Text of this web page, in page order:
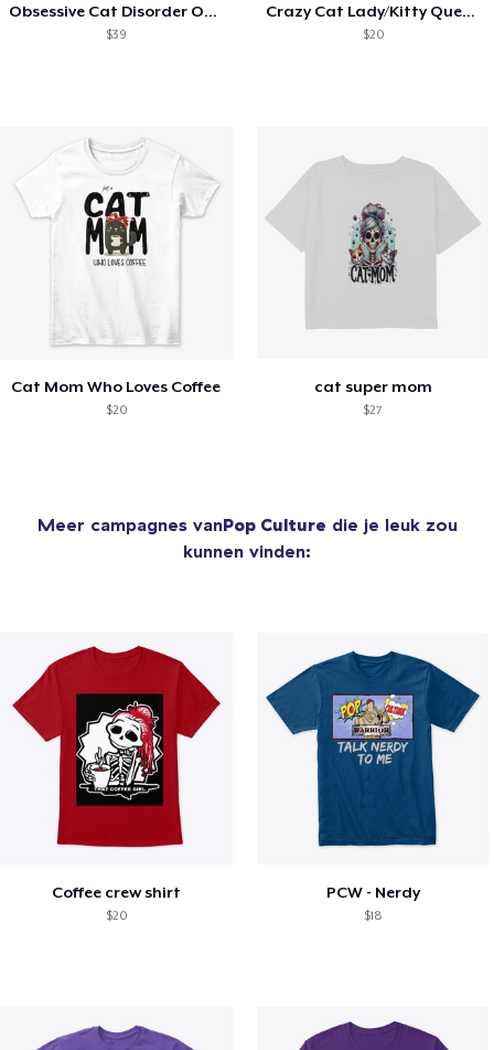
Obsessive Cat Disorder OCD Kittens Lover
$39
Crazy Cat Lady/Kitty Queen
$20
Cat Mom Who Loves Coffee
$20
cat super mom
$27
Meer campagnes vanPop Culture die je leuk zou
kunnen vinden:
Coffee crew shirt
$20
PCW - Nerdy
$18